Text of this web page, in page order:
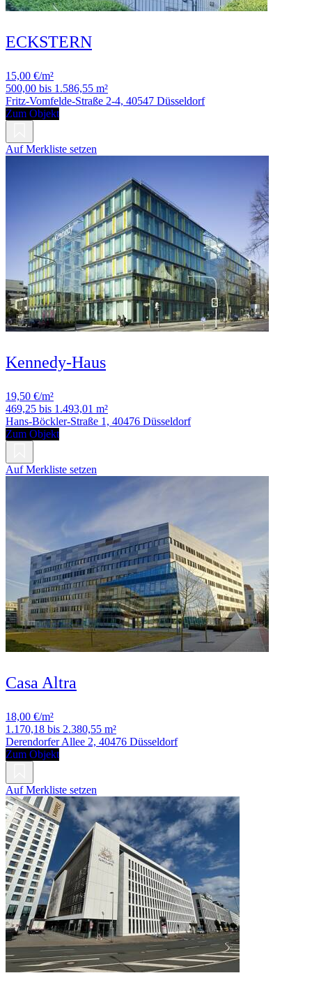
ECKSTERN
15,00 €/m²
500,00 bis 1.586,55 m²
Fritz-Vomfelde-Straße 2-4, 40547 Düsseldorf
Zum Objekt
Auf Merkliste setzen
Kennedy-Haus
19,50 €/m²
469,25 bis 1.493,01 m²
Hans-Böckler-Straße 1, 40476 Düsseldorf
Zum Objekt
Auf Merkliste setzen
Casa Altra
18,00 €/m²
1.170,18 bis 2.380,55 m²
Derendorfer Allee 2, 40476 Düsseldorf
Zum Objekt
Auf Merkliste setzen